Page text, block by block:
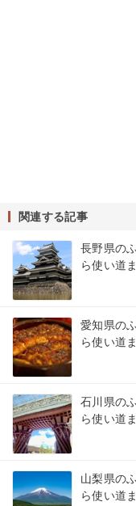
関連する記事
長野県の
ら使い道
愛知県の
ら使い道
石川県の
ら使い道
山梨県の
ら使い道